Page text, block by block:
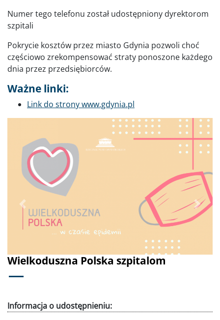
Numer tego telefonu został udostępniony dyrektorom
szpitali
Pokrycie kosztów przez miasto Gdynia pozwoli choć
częściowo zrekompensować straty ponoszone każdego
dnia przez przedsiębiorców.
Ważne linki:
Link do strony www.gdynia.pl
Wielkoduszna Polska szpitalom
Poprzednie Dalej
Informacja o udostępnieniu: